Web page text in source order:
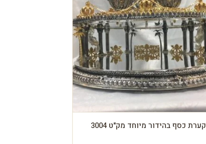
קערת כסף בהידור מיוחד מק"ט 3004